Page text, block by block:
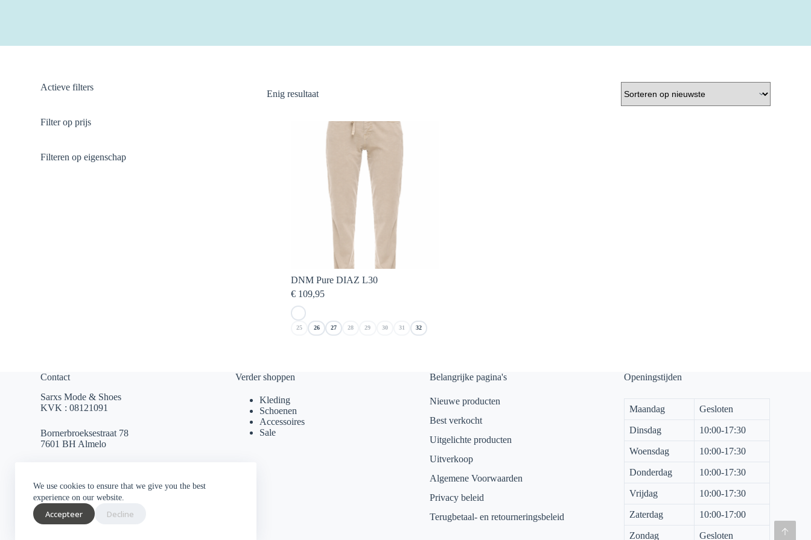
We use cookies to ensure that we give you the best
experience on our website.
Accepteer Decline
Enig resultaat
DNM Pure DIAZ L30
€ 109,95
25 26 27 28 29 30 31 32
Actieve filters
Filter op prijs
Filteren op eigenschap
Contact
Sarxs Mode & Shoes
KVK : 08121091
Bornerbroeksestraat 78
7601 BH Almelo
0546 812 230
Socials
Verder shoppen
Kleding
Schoenen
Accessoires
Sale
Belangrijke pagina's
Nieuwe producten
Best verkocht
Uitgelichte producten
Uitverkoop
Algemene Voorwaarden
Privacy beleid
Terugbetaal- en retourneringsbeleid
Openingstijden
Maandag Gesloten
Dinsdag 10:00-17:30
Woensdag 10:00-17:30
Donderdag 10:00-17:30
Vrijdag 10:00-17:30
Zaterdag 10:00-17:00
Zondag Gesloten